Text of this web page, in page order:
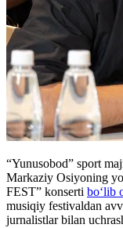
“Yunusobod” sport
Markaziy Osiyoning
FEST” konserti bo‘lib
musiqiy festivaldan
jurnalistlar bilan